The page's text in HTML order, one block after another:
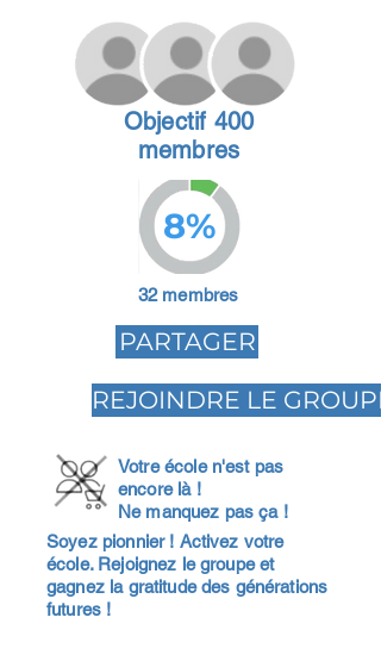
Objectif 400
membres
8%
32 membres
PARTAGER
REJOINDRE LE GROUPE
Votre école n'est pas
encore là !
Ne manquez pas ça !
Soyez pionnier ! Activez votre
école. Rejoignez le groupe et
gagnez la gratitude des générations
futures !